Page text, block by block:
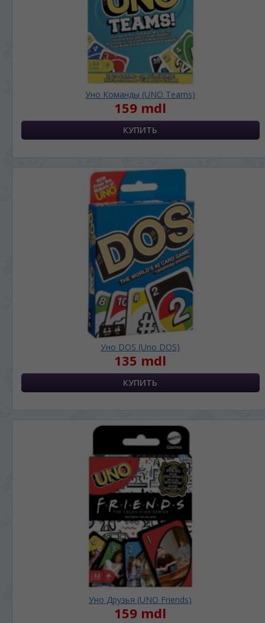
Уно Команды (UNO Teams)
159 mdl
Уно DOS (Uno DOS)
135 mdl
Уно Друзья (UNO Friends)
159 mdl
ЯЗЫК САЙТА / LIMBA SITE-ULUI
На каком языке Вы хотите
просматривать наш сайт?
În ce limbă ați dori să vedeți site-ul nostru?
Беспокоим Вас только один раз, далее
сохраним Ваш выбор языка.
Vă vom deranja doar o singură dată, apoi vă
vom salva alegerea limbii.
*Если вы хотите переключить язык
сайта, то это можно всегда сделать в
правом верхнем углу страницы.
Dacă doriți să schimbați limba site-ului, puteți
oricând să faceți asta în colțul din dreapta sus
al paginii.
RU